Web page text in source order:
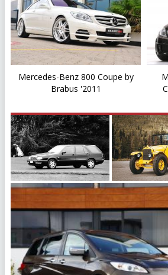
Mercedes-Benz 800 Coupe by
Brabus '2011